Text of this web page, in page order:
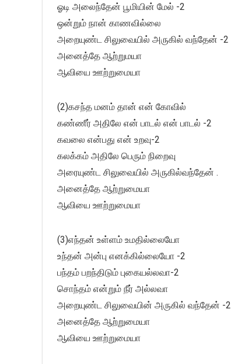
ஓடி அலைந்தேன் பூமியின் மேல் -2
ஒன்றும் நான் காணவில்லை
அறையுண்ட சிலுவையில் அருகில் வந்தேன் -2
அனைத்தே ஆற்றுமயா
ஆவியை ஊற்றுமையா
(2)கசந்த மனம் தான் என் கோவில்
கண்ணீர் அதிலே என் பாடல் என் பாடல் -2
கவலை என்பது என் உறவு-2
கலக்கம் அதிலே பெரும் நிறைவு
அரையுண்ட சிலுவையில் அருகில்வந்தேன் .
அனைத்தே ஆற்றுமையா
ஆவியை ஊற்றுமையா
(3)எந்தன் உள்ளம் உமதில்லையோ
உந்தன் அன்பு எனக்கில்லையோ -2
பந்தம் பறந்திடும் புகையல்லவா-2
சொந்தம் என்றும் நீர் அல்லவா
அறையுண்ட சிலுவையின் அருகில் வந்தேன் -2
அனைத்தே ஆற்றுமையா
ஆவியை ஊற்றுமையா